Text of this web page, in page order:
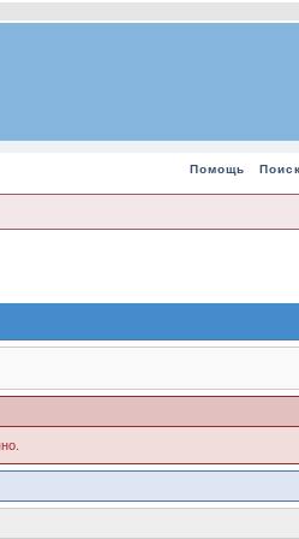
Помощь Поиск